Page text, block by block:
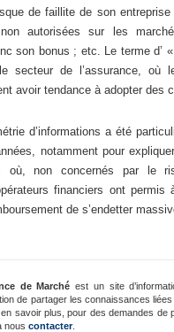
de faillite de son
autorisées sur les
son bonus ; etc. Le terme d’
secteur de l’assurance, où
avoir tendance à adopter des
d’informations a été
notamment pour
où, non concernés par le
financiers ont permis
de s’endetter
de Marché est un site
de partager les connaissances
en savoir plus, pour des demandes de
nous contacter.